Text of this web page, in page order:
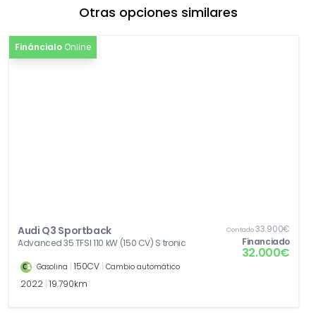
Extensión de garantía 3 años , máx. 100 000
[Z03]Paquete accesorios
Otras opciones similares
Fináncialo Online
Audi Q3 Sportback
Advanced 35 TFSI 110 kW (150 CV) S tronic
Contado33.900€
Financiado
32.000€
Gasolina 150CV Cambio automático
2022 19.790km